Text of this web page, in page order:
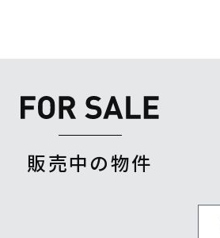
販売中の物件